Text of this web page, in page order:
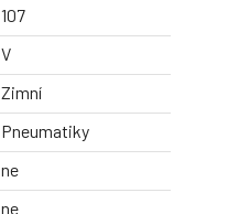
107
V
Zimní
Pneumatiky
ne
ne